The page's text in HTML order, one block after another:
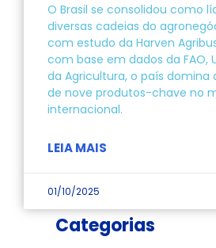
O Brasil se consolidou como
diversas cadeias do
com estudo da Harven
com base em dados da FAO,
da Agricultura, o país domina
de nove produtos-chave no
internacional.
LEIA MAIS
01/10/2025
Categorias